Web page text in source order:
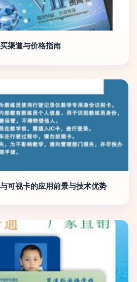
渠道与价格指南
可视卡的应用前景与技术优势